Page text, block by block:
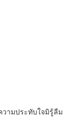
ามประทับใจมิรู้ลืม